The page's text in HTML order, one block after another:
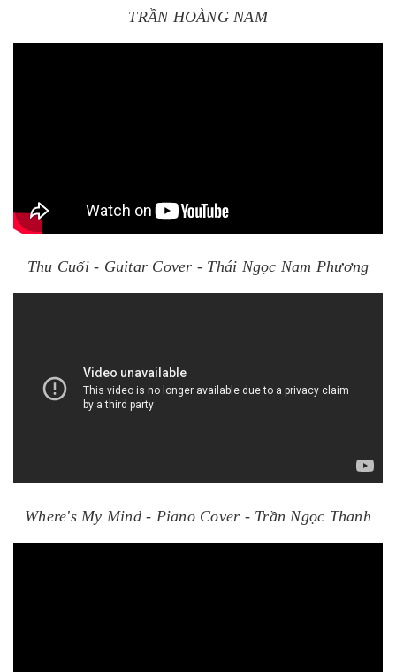
TRẦN HOÀNG NAM
Thu Cuối - Guitar Cover - Thái Ngọc Nam Phương
Where's My Mind - Piano Cover - Trần Ngọc Thanh